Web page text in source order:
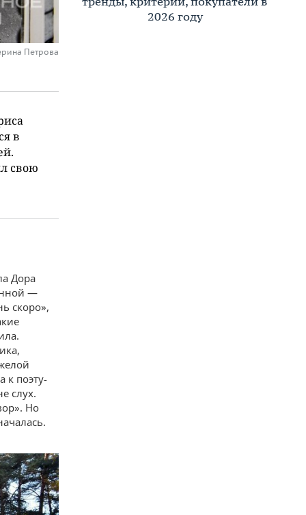
Петрова
в
свою
Дора
—
скоро»,
к поэту-
слух.
Но
2026 году